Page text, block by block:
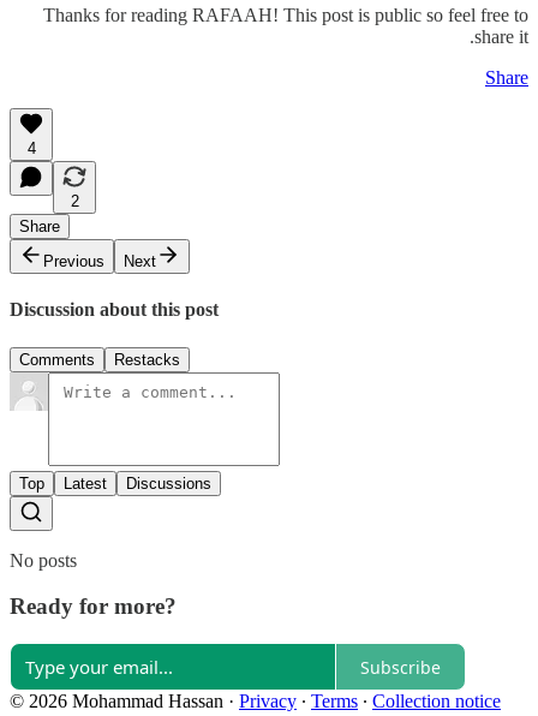
Thanks for reading RAFAAH! This post is public so feel free to
share it.
Share
4
2
Share
Previous
Next
Discussion about this post
Comments Restacks
Top Latest Discussions
No posts
Ready for more?
Subscribe
© 2026 Mohammad Hassan · Privacy ∙ Terms ∙ Collection notice